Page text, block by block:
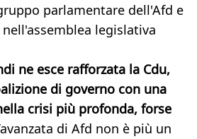
parlamentare dell'Afd e
legislativa
ne esce rafforzata la Cdu,
di governo con una
crisi più profonda, forse
di Afd non è più un